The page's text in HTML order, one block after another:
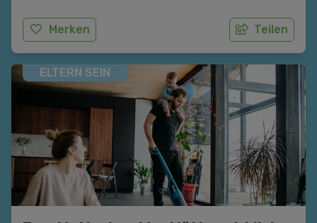
umgehen, welche Probleme können sie dabei
erleben?
Merken Teilen
ELTERN SEIN